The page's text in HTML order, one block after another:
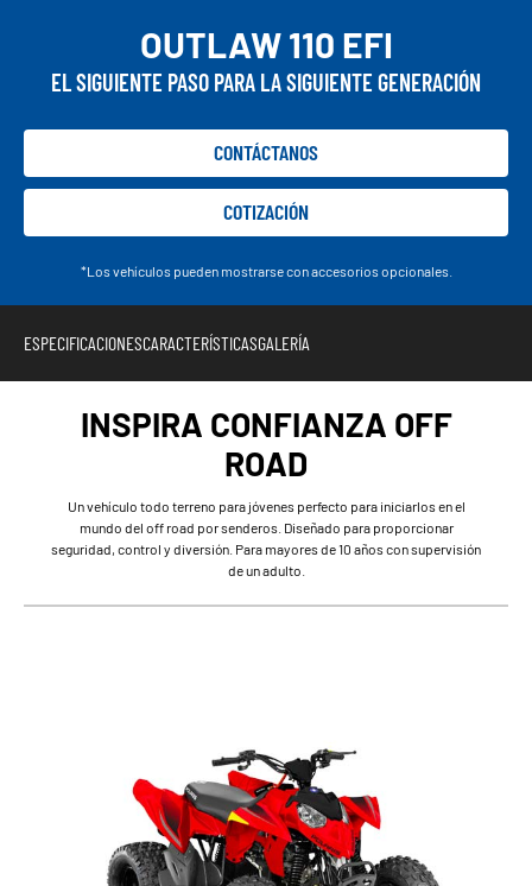
OUTLAW 110 EFI
EL SIGUIENTE PASO PARA LA SIGUIENTE GENERACIÓN
CONTÁCTANOS
COTIZACIÓN
*Los vehículos pueden mostrarse con accesorios opcionales.
ESPECIFICACIONESCARACTERÍSTICASGALERÍA
INSPIRA CONFIANZA OFF
ROAD
Un vehículo todo terreno para jóvenes perfecto para iniciarlos en el
mundo del off road por senderos. Diseñado para proporcionar
seguridad, control y diversión. Para mayores de 10 años con supervisión
de un adulto.